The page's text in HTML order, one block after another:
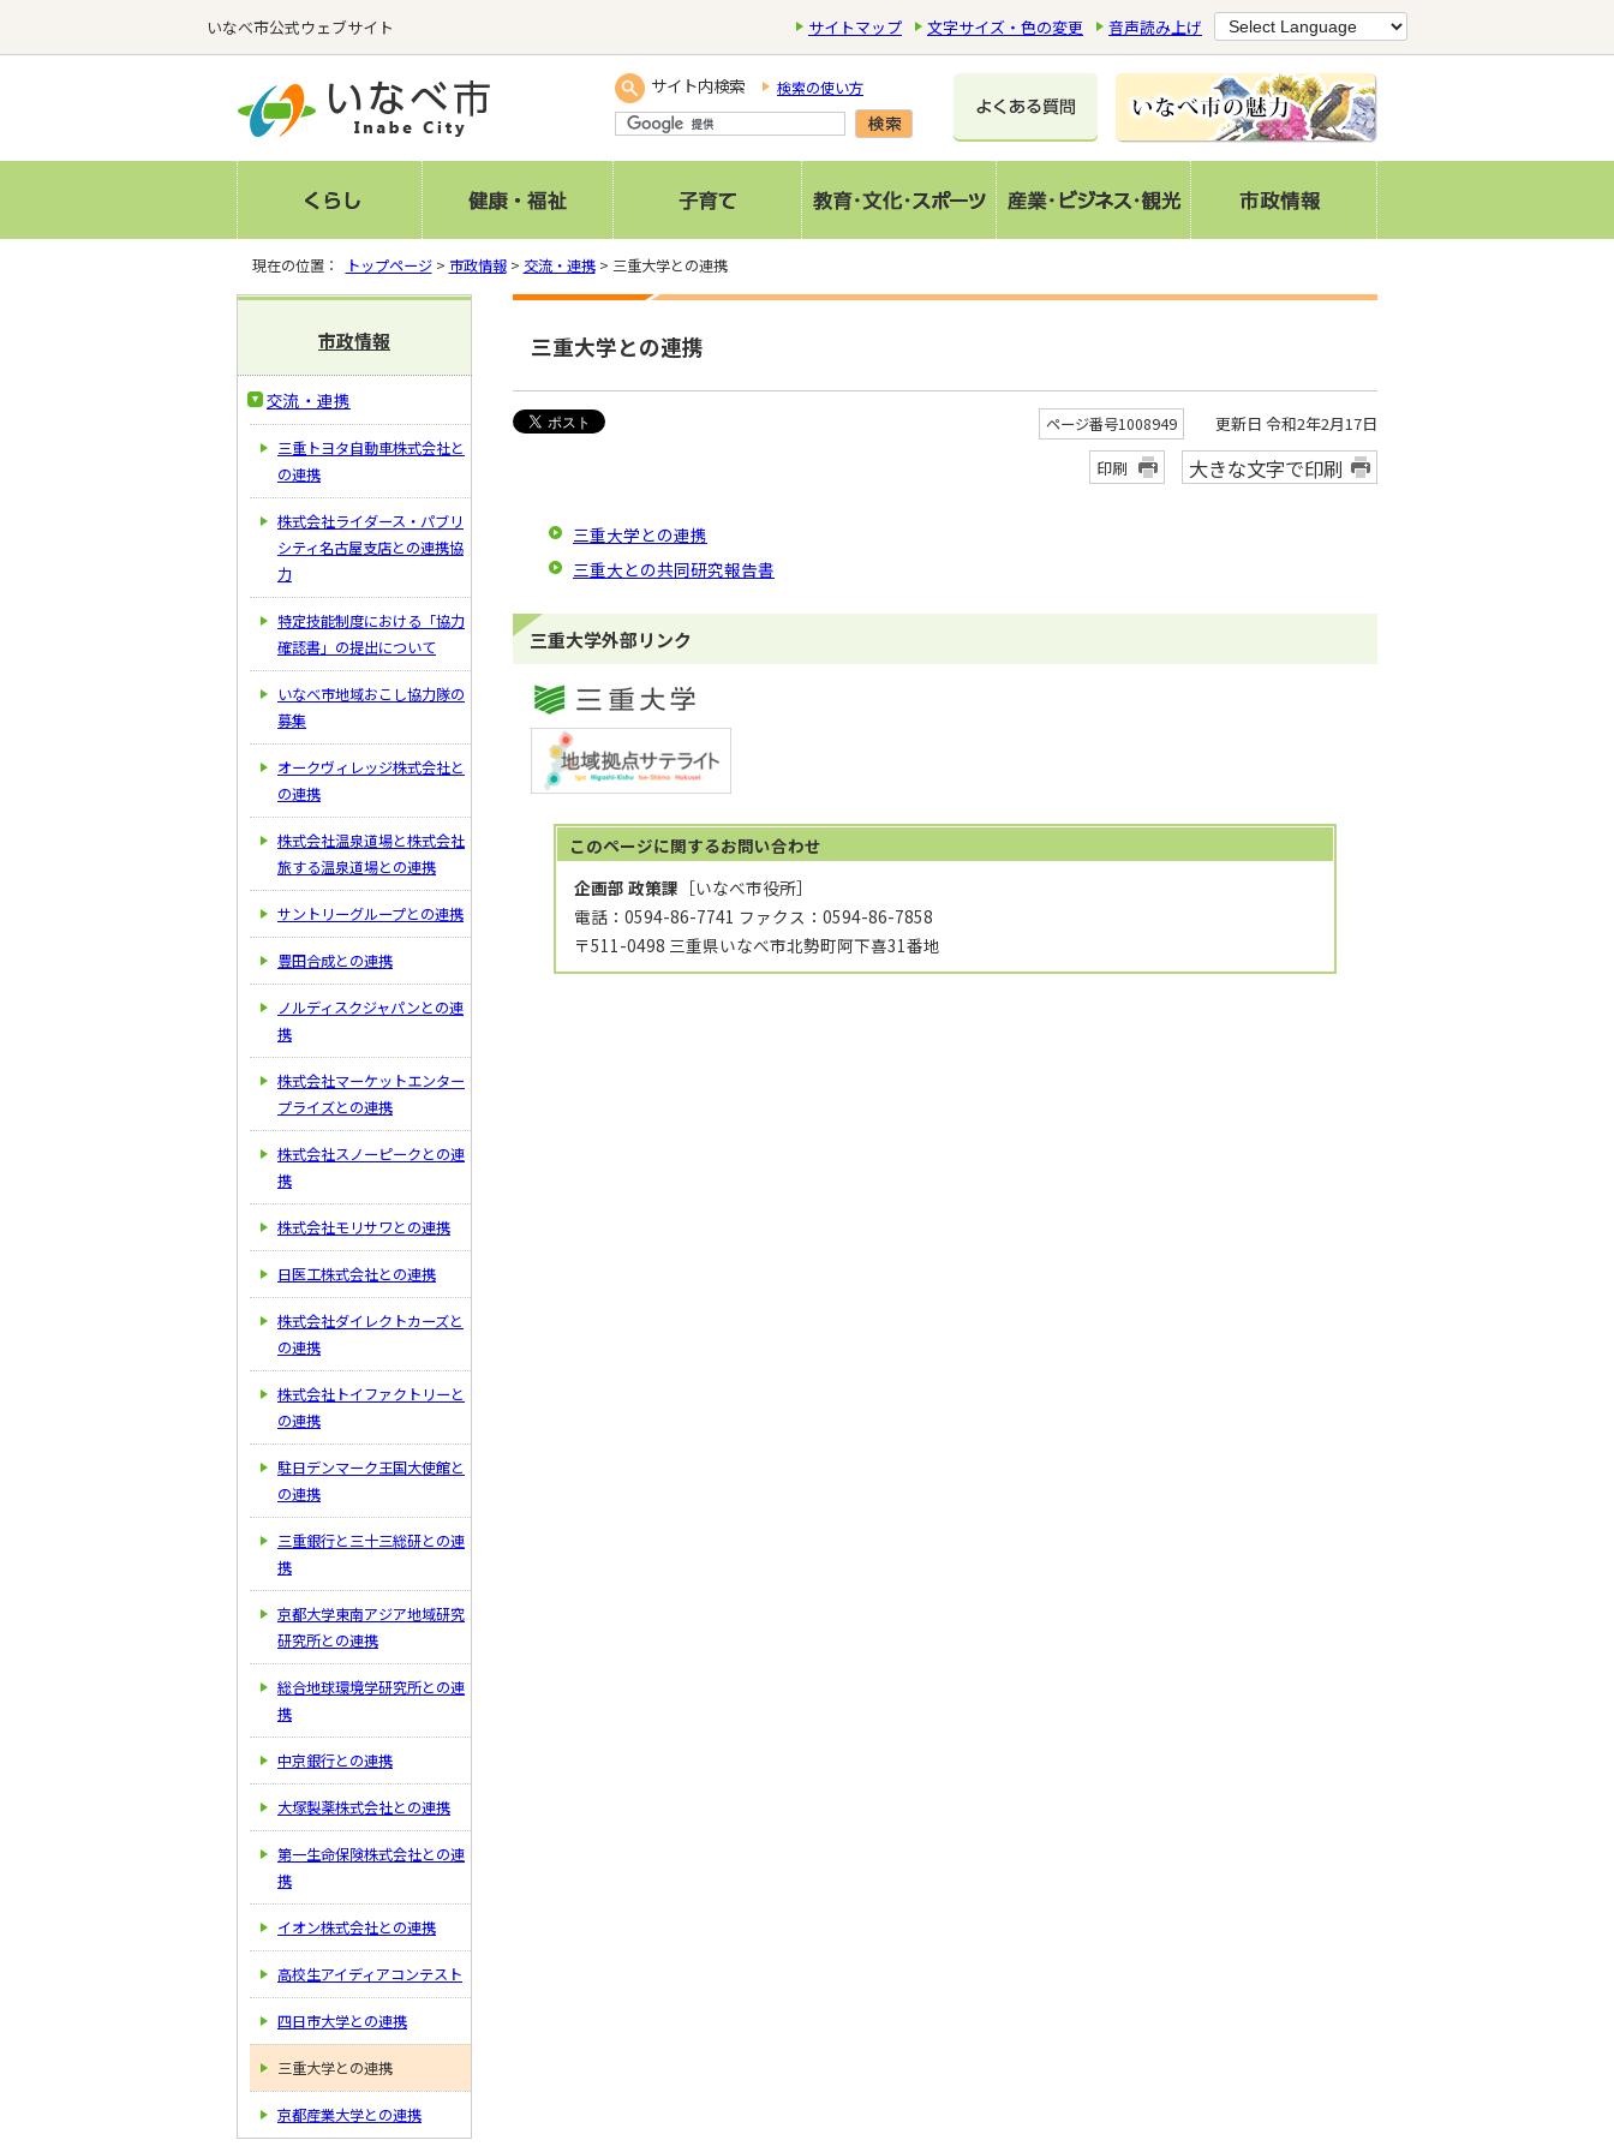
いなべ市公式ウェブサイト サイトマップ 文字サイズ・色の変更 音声読み上げ
サイト内検索 検索の使い方
現在の位置： トップページ> 市政情報> 交流・連携> 三重大学との連携
三重大学との連携
ページ番号1008949
更新日 令和2年2月17日
印刷
大きな文字で印刷
三重大学との連携
三重大との共同研究報告書
三重大学外部リンク
このページに関するお問い合わせ
企画部 政策課 ［いなべ市役所］
電話：0594-86-7741 ファクス：0594-86-7858
〒511-0498 三重県いなべ市北勢町阿下喜31番地
市政情報
交流・連携
三重トヨタ自動車株式会社と
の連携
株式会社ライダース・パブリ
シティ名古屋支店との連携協
力
特定技能制度における「協力
確認書」の提出について
いなべ市地域おこし協力隊の
募集
オークヴィレッジ株式会社と
の連携
株式会社温泉道場と株式会社
旅する温泉道場との連携
サントリーグループとの連携
豊田合成との連携
ノルディスクジャパンとの連
携
株式会社マーケットエンター
プライズとの連携
株式会社スノーピークとの連
携
株式会社モリサワとの連携
日医工株式会社との連携
株式会社ダイレクトカーズと
の連携
株式会社トイファクトリーと
の連携
駐日デンマーク王国大使館と
の連携
三重銀行と三十三総研との連
携
京都大学東南アジア地域研究
研究所との連携
総合地球環境学研究所との連
携
中京銀行との連携
大塚製薬株式会社との連携
第一生命保険株式会社との連
携
イオン株式会社との連携
高校生アイディアコンテスト
四日市大学との連携
三重大学との連携
京都産業大学との連携